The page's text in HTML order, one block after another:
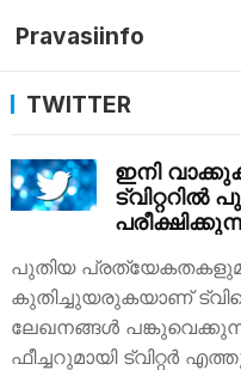
Pravasiinfo
TWITTER
ഇനി
ട്വിറ്ററില്‍
പുതിയ
കുതിച്ചുയരുകയാണ്
ലേഖനങ്ങള്‍
ഫീച്ചറുമായി ട്വിറ്റര്‍